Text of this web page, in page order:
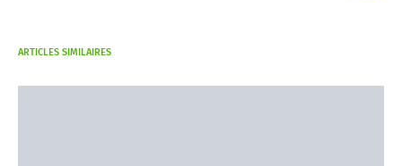
ARTICLES SIMILAIRES